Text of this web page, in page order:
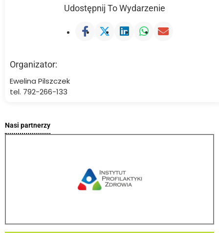
Udostępnij To Wydarzenie
Organizator:
Ewelina Pilszczek
tel. 792-266-133
Nasi partnerzy